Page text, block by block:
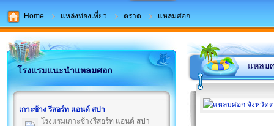
Home แหล่งท่องเที่ยว ตราด แหลมศอก
โรงแรมแนะนำแหลมศอก
เกาะช้าง รีสอร์ท แอนด์ สปา
โรงแรมเกาะช้างรีสอร์ท แอนด์ สปา
แหลม